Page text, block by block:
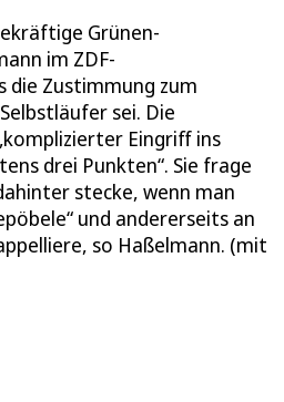
Grünen-
im ZDF-
die Zustimmung zum
sei. Die
Eingriff ins
drei Punkten“. Sie frage
stecke, wenn man
und andererseits an
so Haßelmann. (mit